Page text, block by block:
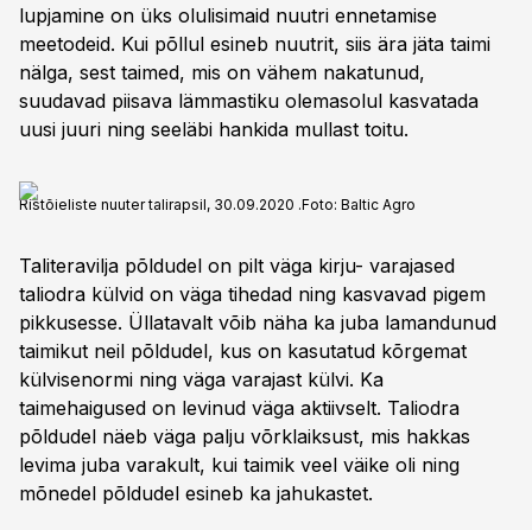
lupjamine on üks olulisimaid nuutri ennetamise
meetodeid. Kui põllul esineb nuutrit, siis ära jäta taimi
nälga, sest taimed, mis on vähem nakatunud,
suudavad piisava lämmastiku olemasolul kasvatada
uusi juuri ning seeläbi hankida mullast toitu.
Ristõieliste nuuter talirapsil, 30.09.2020 .Foto: Baltic Agro
Taliteravilja põldudel on pilt väga kirju- varajased
taliodra külvid on väga tihedad ning kasvavad pigem
pikkusesse. Üllatavalt võib näha ka juba lamandunud
taimikut neil põldudel, kus on kasutatud kõrgemat
külvisenormi ning väga varajast külvi. Ka
taimehaigused on levinud väga aktiivselt. Taliodra
põldudel näeb väga palju võrklaiksust, mis hakkas
levima juba varakult, kui taimik veel väike oli ning
mõnedel põldudel esineb ka jahukastet.